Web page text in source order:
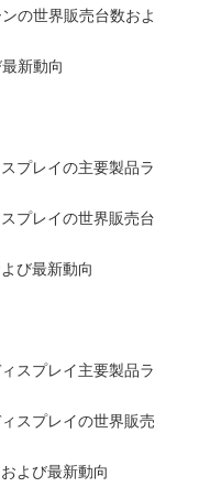
の世界販売台数およ
新動向
プレイの主要製品ラ
プレイの世界販売台
び最新動向
スプレイ主要製品ラ
スプレイの世界販売
よび最新動向